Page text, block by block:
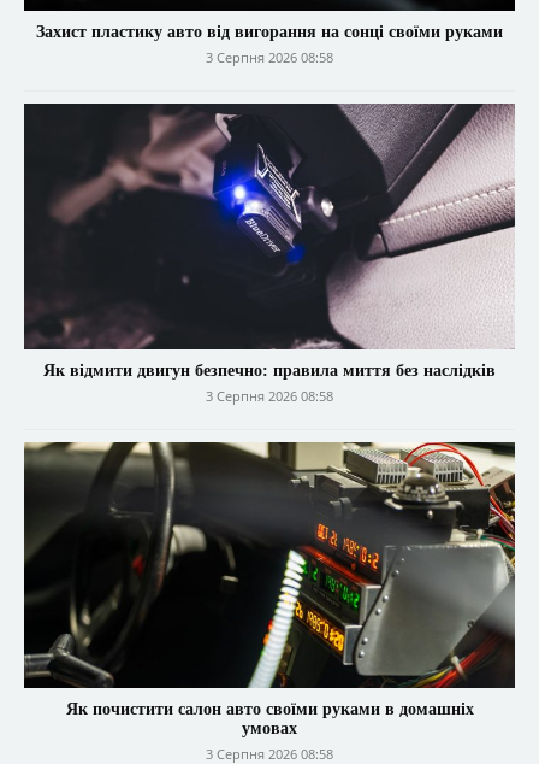
Захист пластику авто від вигорання на сонці своїми руками
3 Серпня 2026 08:58
Як відмити двигун безпечно: правила миття без наслідків
3 Серпня 2026 08:58
Як почистити салон авто своїми руками в домашніх
умовах
3 Серпня 2026 08:58